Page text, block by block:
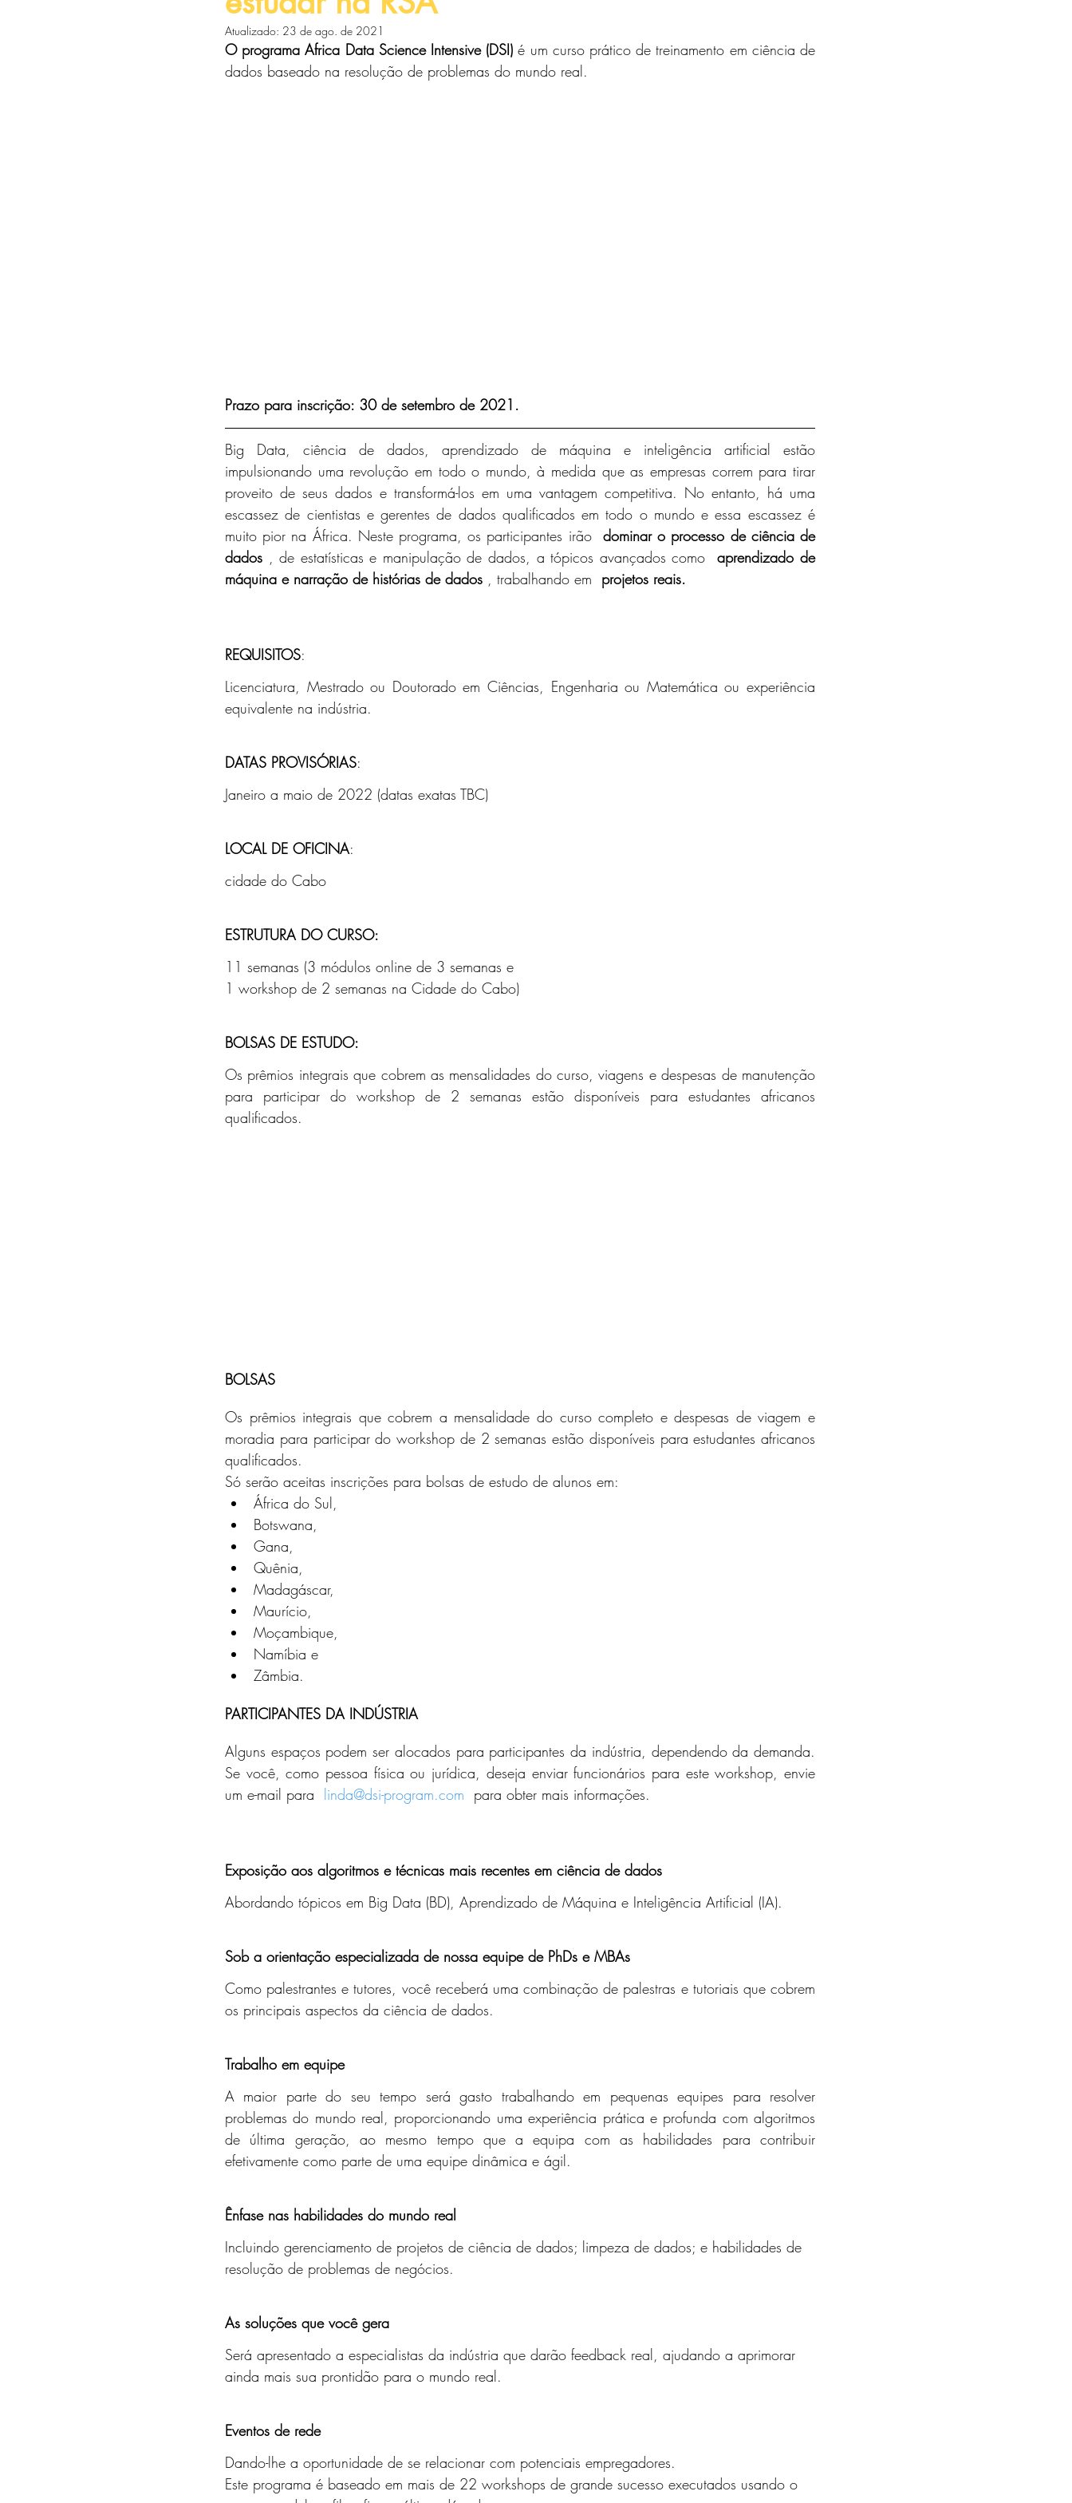
Atualizado: 23 de ago. de 2021
O programa Africa Data Science Intensive (DSI) é um curso prático de treinamento em ciência de
dados baseado na resolução de problemas do mundo real.
Prazo para inscrição: 30 de setembro de 2021.
Big Data, ciência de dados, aprendizado de máquina e inteligência artificial estão
impulsionando uma revolução em todo o mundo, à medida que as empresas correm para tirar
proveito de seus dados e transformá-los em uma vantagem competitiva. No entanto, há uma
escassez de cientistas e gerentes de dados qualificados em todo o mundo e essa escassez é
muito pior na África. Neste programa, os participantes irão dominar o processo de ciência de
dados , de estatísticas e manipulação de dados, a tópicos avançados como aprendizado de
máquina e narração de histórias de dados , trabalhando em projetos reais.
REQUISITOS:
Licenciatura, Mestrado ou Doutorado em Ciências, Engenharia ou Matemática ou experiência
equivalente na indústria.
DATAS PROVISÓRIAS:
Janeiro a maio de 2022 (datas exatas TBC)
LOCAL DE OFICINA:
cidade do Cabo
ESTRUTURA DO CURSO:
11 semanas (3 módulos online de 3 semanas e
1 workshop de 2 semanas na Cidade do Cabo)
BOLSAS DE ESTUDO:
Os prêmios integrais que cobrem as mensalidades do curso, viagens e despesas de manutenção
para participar do workshop de 2 semanas estão disponíveis para estudantes africanos
qualificados.
BOLSAS
Os prêmios integrais que cobrem a mensalidade do curso completo e despesas de viagem e
moradia para participar do workshop de 2 semanas estão disponíveis para estudantes africanos
qualificados.
Só serão aceitas inscrições para bolsas de estudo de alunos em:
África do Sul,
Botswana,
Gana,
Quênia,
Madagáscar,
Maurício,
Moçambique,
Namíbia e
Zâmbia.
PARTICIPANTES DA INDÚSTRIA
Alguns espaços podem ser alocados para participantes da indústria, dependendo da demanda.
Se você, como pessoa física ou jurídica, deseja enviar funcionários para este workshop, envie
um e-mail para linda@dsi-program.com
  para obter mais informações.
Exposição aos algoritmos e técnicas mais recentes em ciência de dados
Abordando tópicos em Big Data (BD), Aprendizado de Máquina e Inteligência Artificial (IA).
Sob a orientação especializada de nossa equipe de PhDs e MBAs
Como palestrantes e tutores, você receberá uma combinação de palestras e tutoriais que cobrem
os principais aspectos da ciência de dados.
Trabalho em equipe
A maior parte do seu tempo será gasto trabalhando em pequenas equipes para resolver
problemas do mundo real, proporcionando uma experiência prática e profunda com algoritmos
de última geração, ao mesmo tempo que a equipa com as habilidades para contribuir
efetivamente como parte de uma equipe dinâmica e ágil.
Ênfase nas habilidades do mundo real
Incluindo gerenciamento de projetos de ciência de dados; limpeza de dados; e habilidades de
resolução de problemas de negócios.
As soluções que você gera
Será apresentado a especialistas da indústria que darão feedback real, ajudando a aprimorar
ainda mais sua prontidão para o mundo real.
Eventos de rede
Dando-lhe a oportunidade de se relacionar com potenciais empregadores.
Este programa é baseado em mais de 22 workshops de grande sucesso executados usando o